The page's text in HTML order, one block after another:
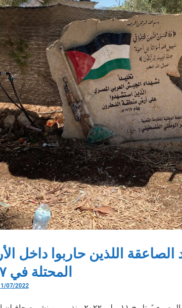
اللذين حاربوا داخل
المحتلة في ١٩٦٧؟
07/2022